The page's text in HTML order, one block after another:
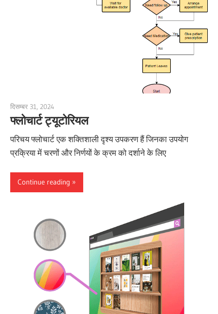
दिसम्बर 31, 2024
फ्लोचार्ट ट्यूटोरियल
परिचय फ्लोचार्ट एक शक्तिशाली दृश्य उपकरण हैं जिनका उपयोग
प्रक्रिया में चरणों और निर्णयों के क्रम को दर्शाने के लिए
Continue reading